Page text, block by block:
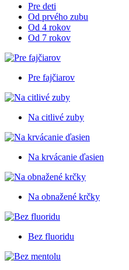
Pre deti
Od prvého zubu
Od 4 rokov
Od 7 rokov
Pre fajčiarov
Na citlivé zuby
Na krvácanie ďasien
Na obnažené krčky
Bez fluoridu